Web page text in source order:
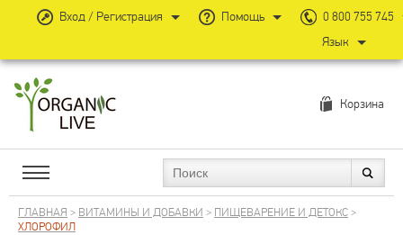
Корзина
ГЛАВНАЯ > ВИТАМИНЫ И ДОБАВКИ > ПИЩЕВАРЕНИЕ И ДЕТОКС>
ХЛОРОФИЛ
Вход / Регистрация Помощь
0 800 755 745
Язык